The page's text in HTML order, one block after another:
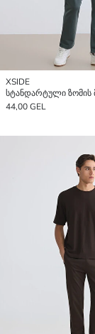
XSIDE
44,00 GEL